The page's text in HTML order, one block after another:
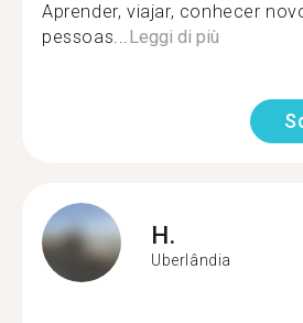
Aprender, viajar, conhecer
pessoas...Leggi di più
H.
Uberlândia